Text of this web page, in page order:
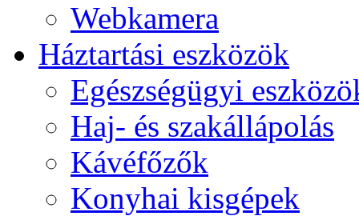
Webkamera
Háztartási eszközök
Egészségügyi
Haj- és szakállápolás
Kávéfőzők
Konyhai kisgépek